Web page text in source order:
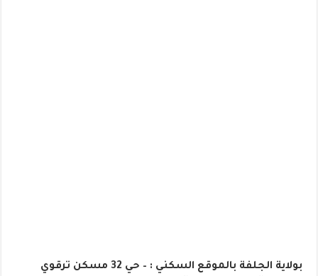
بولاية الجلفة بالموقع السكني : – حي 32 مسكن ترقوي